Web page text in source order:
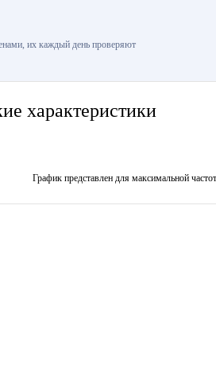
их каждый день проверяют
характеристики
График представлен для максимальной